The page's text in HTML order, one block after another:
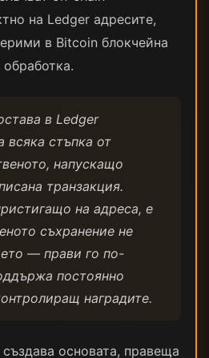
на Ledger адресите,
в Bitcoin блокчейна
в Ledger
всяка стъпка от
напускащо
транзакция.
на адреса, е
съхранение не
— прави го по-
постоянно
наградите.
основата, правеща